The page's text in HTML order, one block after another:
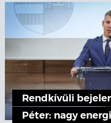
Rendkívüli
Péter: nagy